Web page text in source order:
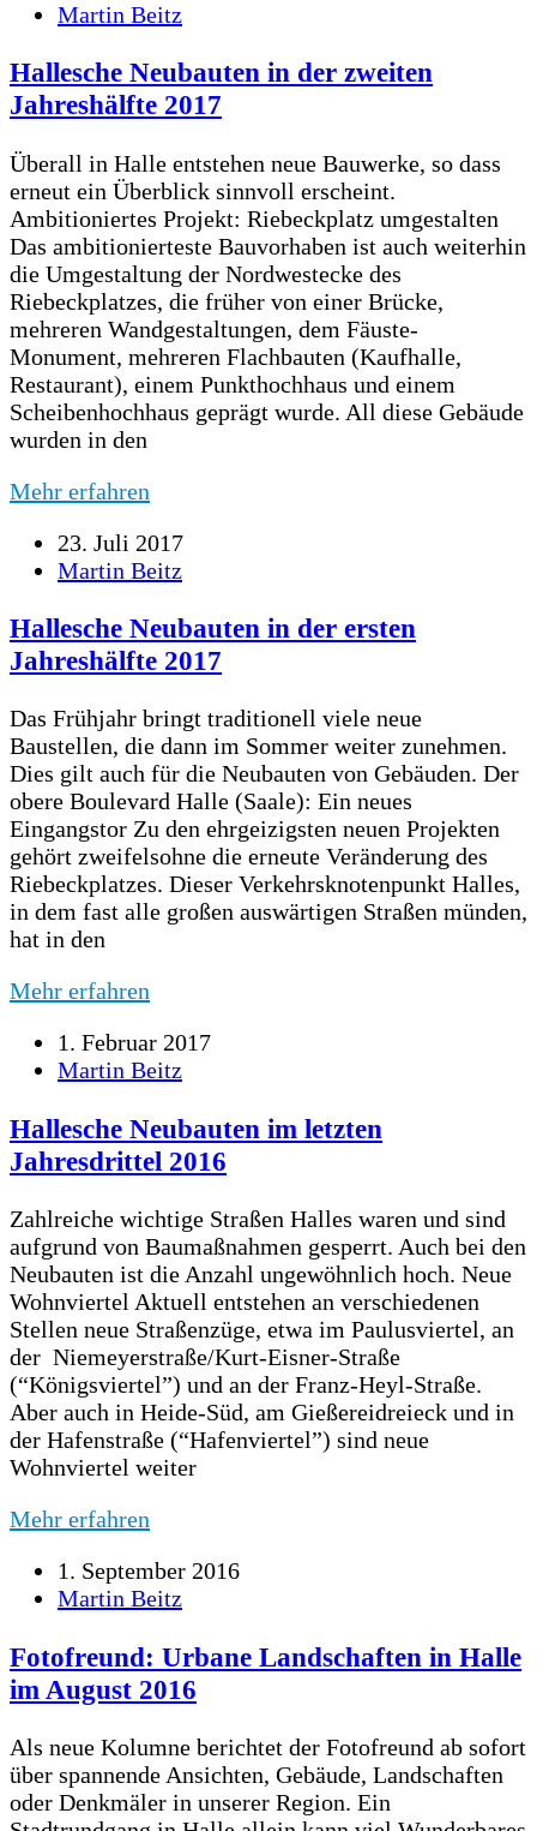
Martin Beitz
Hallesche Neubauten in der zweiten
Jahreshälfte 2017
Überall in Halle entstehen neue Bauwerke, so dass
erneut ein Überblick sinnvoll erscheint.
Ambitioniertes Projekt: Riebeckplatz umgestalten
Das ambitionierteste Bauvorhaben ist auch weiterhin
die Umgestaltung der Nordwestecke des
Riebeckplatzes, die früher von einer Brücke,
mehreren Wandgestaltungen, dem Fäuste-
Monument, mehreren Flachbauten (Kaufhalle,
Restaurant), einem Punkthochhaus und einem
Scheibenhochhaus geprägt wurde. All diese Gebäude
wurden in den
Mehr erfahren
23. Juli 2017
Martin Beitz
Hallesche Neubauten in der ersten
Jahreshälfte 2017
Das Frühjahr bringt traditionell viele neue
Baustellen, die dann im Sommer weiter zunehmen.
Dies gilt auch für die Neubauten von Gebäuden. Der
obere Boulevard Halle (Saale): Ein neues
Eingangstor Zu den ehrgeizigsten neuen Projekten
gehört zweifelsohne die erneute Veränderung des
Riebeckplatzes. Dieser Verkehrsknotenpunkt Halles,
in dem fast alle großen auswärtigen Straßen münden,
hat in den
Mehr erfahren
1. Februar 2017
Martin Beitz
Hallesche Neubauten im letzten
Jahresdrittel 2016
Zahlreiche wichtige Straßen Halles waren und sind
aufgrund von Baumaßnahmen gesperrt. Auch bei den
Neubauten ist die Anzahl ungewöhnlich hoch. Neue
Wohnviertel Aktuell entstehen an verschiedenen
Stellen neue Straßenzüge, etwa im Paulusviertel, an
der Niemeyerstraße/Kurt-Eisner-Straße
(“Königsviertel”) und an der Franz-Heyl-Straße.
Aber auch in Heide-Süd, am Gießereidreieck und in
der Hafenstraße (“Hafenviertel”) sind neue
Wohnviertel weiter
Mehr erfahren
1. September 2016
Martin Beitz
Fotofreund: Urbane Landschaften in Halle
im August 2016
Als neue Kolumne berichtet der Fotofreund ab sofort
über spannende Ansichten, Gebäude, Landschaften
oder Denkmäler in unserer Region. Ein